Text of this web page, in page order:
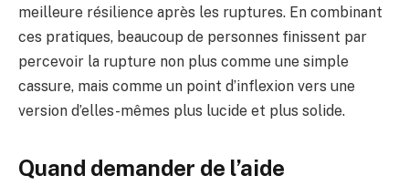
meilleure résilience après les ruptures. En combinant
ces pratiques, beaucoup de personnes finissent par
percevoir la rupture non plus comme une simple
cassure, mais comme un point d’inflexion vers une
version d’elles-mêmes plus lucide et plus solide.
Quand demander de l’aide